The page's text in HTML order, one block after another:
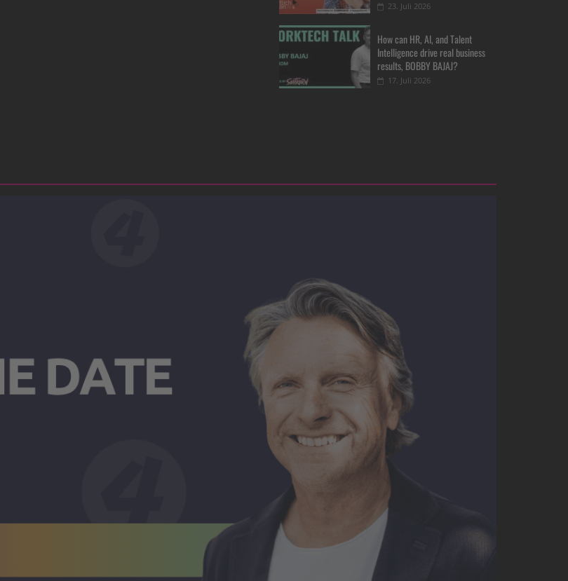
23. Juli 2026
How can HR, AI, and Talent
Intelligence drive real business
results, BOBBY BAJAJ?
17. Juli 2026